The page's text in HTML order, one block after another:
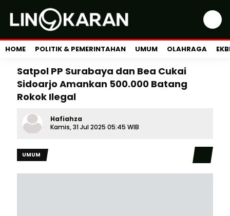
HOME POLITIK & PEMERINTAHAN UMUM OLAHRAGA
Satpol PP Surabaya dan Bea Cukai
Sidoarjo Amankan 500.000 Batang
Rokok Ilegal
Hafiahza
Kamis, 31 Jul 2025 05:45 WIB
UMUM